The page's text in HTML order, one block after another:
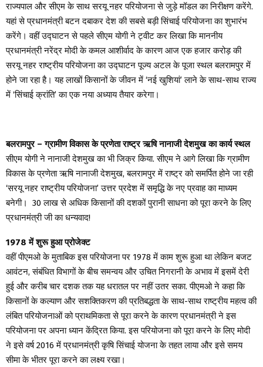
राज्यपाल और सीएम के साथ सरयू नहर परियोजना से जुड़े मॉडल का निरीक्षण करेंगे.
यहां से प्रधानमंत्री बटन दबाकर देश की सबसे बड़ी सिंचाई परियोजना का शुभारंभ
करेंगे। वहीं उद्घाटन से पहले सीएम योगी ने ट्वीट कर लिखा कि माननीय
प्रधानमंत्री नरेंद्र मोदी के कमल आशीर्वाद के कारण आज एक हजार करोड़ की
सरयू नहर राष्ट्रीय परियोजना का उद्घाटन पूज्य अटल के पूजा स्थल बलरामपुर में
होने जा रहा है। यह लाखों किसानों के जीवन में ‘नई खुशियां’ लाने के साथ-साथ राज्य
में ‘सिंचाई क्रांति’ का एक नया अध्याय तैयार करेगा।
बलरामपुर – ग्रामीण विकास के प्रणेता राष्ट्र ऋषि नानाजी देशमुख का कार्य स्थल
सीएम योगी ने नानाजी देशमुख का भी जिक्र किया. सीएम ने आगे लिखा कि ग्रामीण
विकास के प्रणेता ऋषि नानाजी देशमुख, बलरामपुर में राष्ट्र को समर्पित होने जा रही
‘सरयू नहर राष्ट्रीय परियोजना’ उत्तर प्रदेश में समृद्धि के नए प्रवाह का माध्यम
बनेगी। 30 लाख से अधिक किसानों की दशकों पुरानी साधना को पूरा करने के लिए
प्रधानमंत्री जी का धन्यवाद!
1978 में शुरू हुआ प्रोजेक्ट
वहीं पीएमओ के मुताबिक इस परियोजना पर 1978 में काम शुरू हुआ था लेकिन बजट
आवंटन, संबंधित विभागों के बीच समन्वय और उचित निगरानी के अभाव में इसमें देरी
हुई और करीब चार दशक तक यह धरातल पर नहीं उतर सका. पीएमओ ने कहा कि
किसानों के कल्याण और सशक्तिकरण की प्रतिबद्धता के साथ-साथ राष्ट्रीय महत्व की
लंबित परियोजनाओं को प्राथमिकता से पूरा करने के कारण प्रधानमंत्री ने इस
परियोजना पर अपना ध्यान केंद्रित किया. इस परियोजना को पूरा करने के लिए मोदी
ने इसे वर्ष 2016 में प्रधानमंत्री कृषि सिंचाई योजना के तहत लाया और इसे समय
सीमा के भीतर पूरा करने का लक्ष्य रखा।